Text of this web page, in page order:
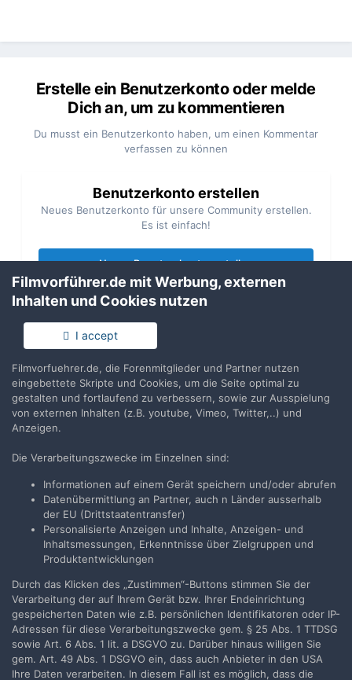
Erstelle ein Benutzerkonto oder melde
Dich an, um zu kommentieren
Du musst ein Benutzerkonto haben, um einen Kommentar
verfassen zu können
Benutzerkonto erstellen
Neues Benutzerkonto für unsere Community erstellen.
Es ist einfach!
Neues Benutzerkonto erstellen
Du hast bereits ein Benutzerkonto? Melde Dich hier an.
Jetzt anmelden
Teilen Folgen
Zur Themenübersicht
Filmvorführer.de via Google durchsuchen:
Sprache
Impressum / Datenschutzerklärung
Nutzungsbedingungen
Filmvorführer.de mit Werbung, externen
Inhalten und Cookies nutzen
I accept
Filmvorfuehrer.de, die Forenmitglieder und Partner nutzen
eingebettete Skripte und Cookies, um die Seite optimal zu
gestalten und fortlaufend zu verbessern, sowie zur Ausspielung
von externen Inhalten (z.B. youtube, Vimeo, Twitter,..) und
Anzeigen.
Die Verarbeitungszwecke im Einzelnen sind:
Informationen auf einem Gerät speichern und/oder abrufen
Datenübermittlung an Partner, auch n Länder ausserhalb
der EU (Drittstaatentransfer)
Personalisierte Anzeigen und Inhalte, Anzeigen- und
Inhaltsmessungen, Erkenntnisse über Zielgruppen und
Produktentwicklungen
Durch das Klicken des „Zustimmen“-Buttons stimmen Sie der
Verarbeitung der auf Ihrem Gerät bzw. Ihrer Endeinrichtung
gespeicherten Daten wie z.B. persönlichen Identifikatoren oder IP-
Adressen für diese Verarbeitungszwecke gem. § 25 Abs. 1 TTDSG
sowie Art. 6 Abs. 1 lit. a DSGVO zu. Darüber hinaus willigen Sie
gem. Art. 49 Abs. 1 DSGVO ein, dass auch Anbieter in den USA
Ihre Daten verarbeiten. In diesem Fall ist es möglich, dass die